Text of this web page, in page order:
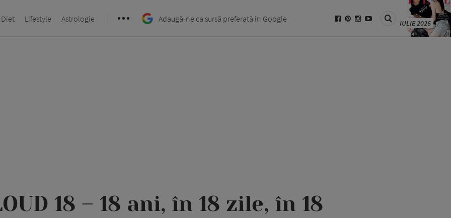
Diet Lifestyle Astrologie Adaugă-ne ca sursă preferată în Google IULIE 2026
18 – 18 ani, în 18 zile, în 18